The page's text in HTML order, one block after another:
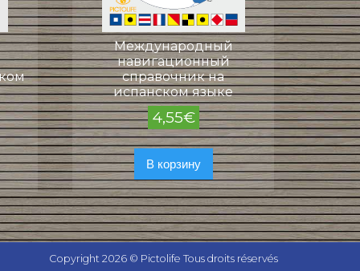
Международный
навигационный
справочник на
испанском языке
4,55€
В корзину
Copyright 2026 © Pictolife Tous droits réservés